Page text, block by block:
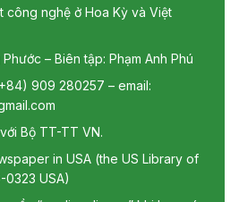
công nghệ ở Hoa Kỳ và Việt
– Biên tập: Phạm Anh Phú
909 280257 – email:
Bộ TT-TT VN.
in USA (the US Library of
0323 USA)